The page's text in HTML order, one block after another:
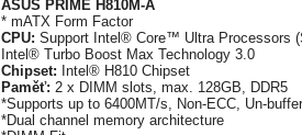
ASUS PRIME H810M-A
* mATX Form Factor
CPU: Support Intel® Core™ Ultra Processors
Intel® Turbo Boost Max Technology 3.0
Chipset: Intel® H810 Chipset
Paměť: 2 x DIMM slots, max. 128GB, DDR5
*Supports up to 6400MT/s, Non-ECC, Un-
*Dual channel memory architecture